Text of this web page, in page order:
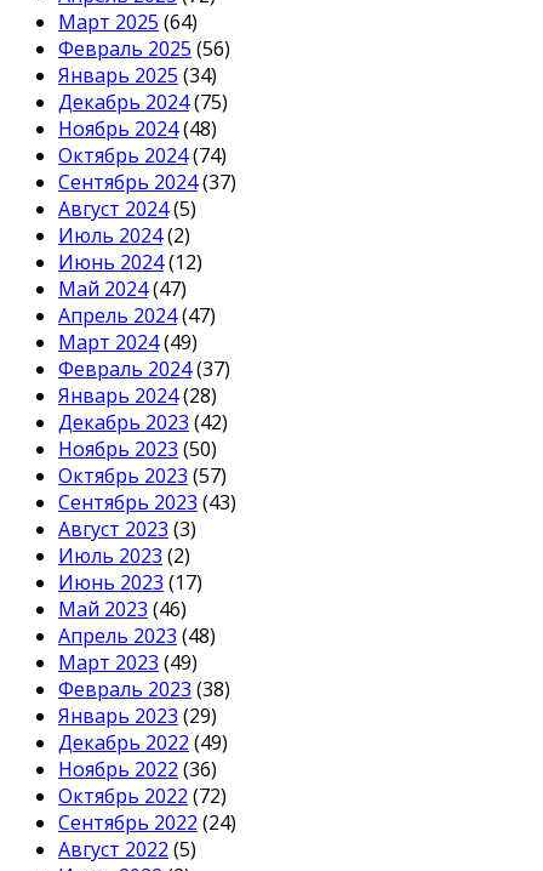
Март 2025 (64)
Февраль 2025 (56)
Январь 2025 (34)
Декабрь 2024(75)
Ноябрь 2024(48)
Октябрь 2024(74)
Сентябрь 2024(37)
Август 2024(5)
Июль 2024(2)
Июнь 2024(12)
Май 2024(47)
Апрель 2024(47)
Март 2024(49)
Февраль 2024(37)
Январь 2024(28)
Декабрь 2023 (42)
Ноябрь 2023 (50)
Октябрь 2023 (57)
Сентябрь 2023 (43)
Август 2023 (3)
Июль 2023 (2)
Июнь 2023 (17)
Май 2023 (46)
Апрель 2023 (48)
Март 2023 (49)
Февраль 2023 (38)
Январь 2023 (29)
Декабрь 2022 (49)
Ноябрь 2022 (36)
Октябрь 2022 (72)
Сентябрь 2022 (24)
Август 2022 (5)